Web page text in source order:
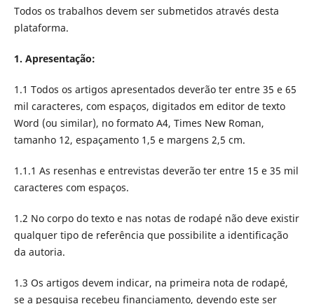
Todos os trabalhos devem ser submetidos através desta
plataforma.
1. Apresentação:
1.1 Todos os artigos apresentados deverão ter entre 35 e 65
mil caracteres, com espaços, digitados em editor de texto
Word (ou similar), no formato A4, Times New Roman,
tamanho 12, espaçamento 1,5 e margens 2,5 cm.
1.1.1 As resenhas e entrevistas deverão ter entre 15 e 35 mil
caracteres com espaços.
1.2 No corpo do texto e nas notas de rodapé não deve existir
qualquer tipo de referência que possibilite a identificação
da autoria.
1.3 Os artigos devem indicar, na primeira nota de rodapé,
se a pesquisa recebeu financiamento, devendo este ser